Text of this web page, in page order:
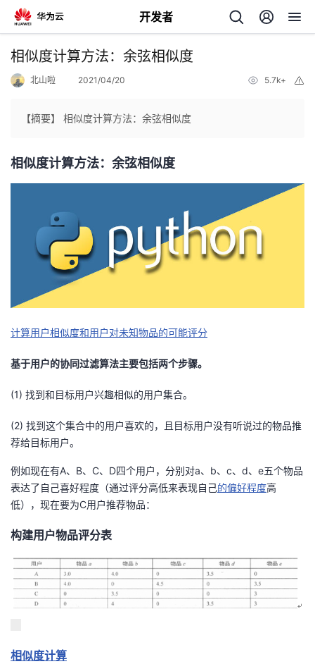
开发者
返
个
发
者
博
客
的
论
坛
我
的
圈
子
我
的
直
播
我
的
活
动
我
的
关
我
开
我
的
我
相似度计算方法：余弦相似度
北山啦 2021/04/20 5.7k+
【摘要】 相似度计算方法：余弦相似度
相似度计算方法：余弦相似度
计算用户相似度和用户对未知物品的可能评分
基于用户的协同过滤算法主要包括两个步骤。
(1) 找到和目标用户兴趣相似的用户集合。
(2) 找到这个集合中的用户喜欢的，且目标用户没有听说过的物品推
荐给目标用户。
例如现在有A、B、C、D四个用户，分别对a、b、c、d、e五个物品
表达了自己喜好程度（通过评分高低来表现自己的偏好程度高
低），现在要为C用户推荐物品：
构建用户物品评分表
相似度计算